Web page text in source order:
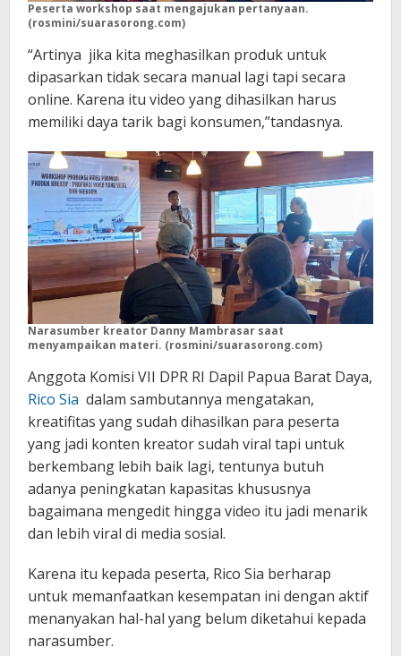
Peserta workshop saat mengajukan pertanyaan.
(rosmini/suarasorong.com)
“Artinya jika kita meghasilkan produk untuk
dipasarkan tidak secara manual lagi tapi secara
online. Karena itu video yang dihasilkan harus
memiliki daya tarik bagi konsumen,”tandasnya.
Narasumber kreator Danny Mambrasar saat
menyampaikan materi. (rosmini/suarasorong.com)
Anggota Komisi VII DPR RI Dapil Papua Barat Daya,
Rico Sia dalam sambutannya mengatakan,
kreatifitas yang sudah dihasilkan para peserta
yang jadi konten kreator sudah viral tapi untuk
berkembang lebih baik lagi, tentunya butuh
adanya peningkatan kapasitas khususnya
bagaimana mengedit hingga video itu jadi menarik
dan lebih viral di media sosial.
Karena itu kepada peserta, Rico Sia berharap
untuk memanfaatkan kesempatan ini dengan aktif
menanyakan hal-hal yang belum diketahui kepada
narasumber.